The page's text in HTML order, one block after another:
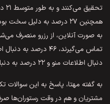
همچنین ۲۷ درصد به دلیل
به صورت آنلاین، از رزرو منصرف
دنبال اطلاعات منو و ۲۲ درصد به دنبال آدرس هستند.
به گفته مهتا، پاسخ به این سوالات
مشتریان و هم در وقت رستوران‌ها